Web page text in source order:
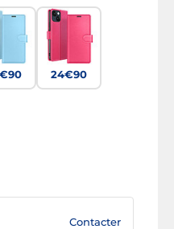
24€90
Contacter